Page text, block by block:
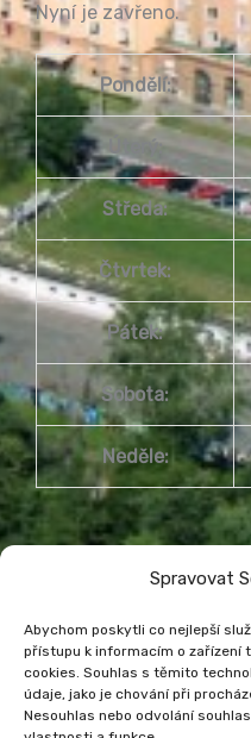
Spravovat
Abychom poskytli co nejlepší
přístupu k informacím o zařízení
cookies. Souhlas s těmito
údaje, jako je chování při
Nesouhlas nebo odvolání
Nyní je zavřeno.
Pondělí:
Úterý:
Středa:
Čtvrtek:
Pátek:
Sobota:
Neděle:
Městská knihovna
Prohlášení o